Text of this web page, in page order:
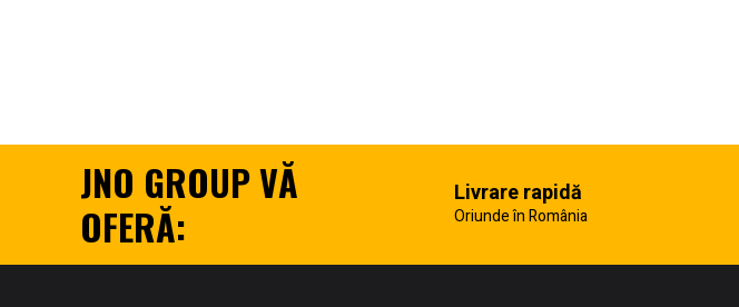
JNO GROUP VĂ
OFERĂ:
Livrare rapidă
Oriunde în România